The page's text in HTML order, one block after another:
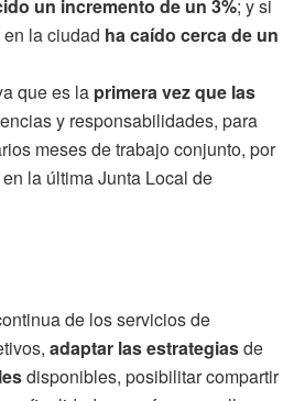
un incremento de un 3%; y si
la ciudad ha caído cerca de un
que es la primera vez que las
y responsabilidades, para
meses de trabajo conjunto, por
la última Junta Local de
de los servicios de
adaptar las estrategiasde
disponibles, posibilitar compartir